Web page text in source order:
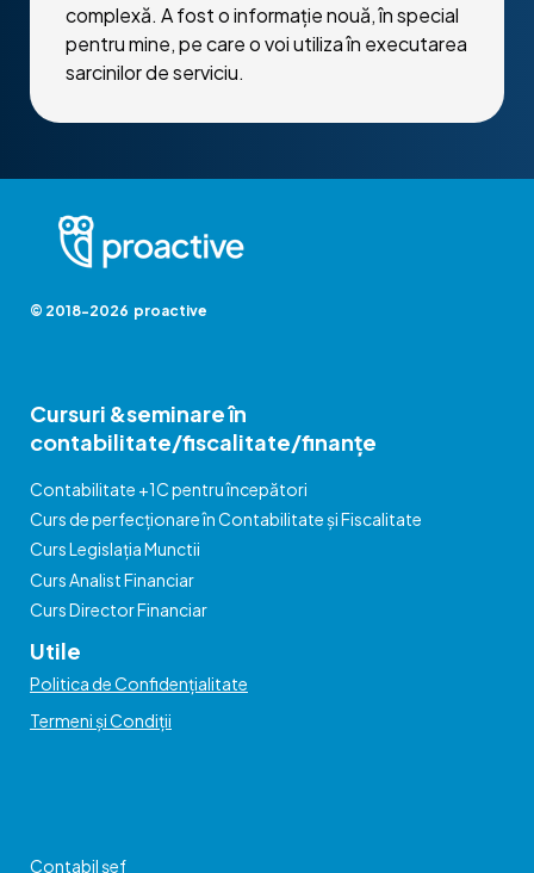
complexă. A fost o informație nouă, în special
pentru mine, pe care o voi utiliza în executarea
sarcinilor de serviciu.
© 2018-2026 proactive
Cursuri &seminare în
contabilitate/fiscalitate/finanțe
Contabilitate +1C pentru începători
Curs de perfecționare în Contabilitate și Fiscalitate
Curs Legislația Munctii
Curs Analist Financiar
Curs Director Financiar
Utile
Politica de Confidențialitate
Termeni și Condiții
Contabil șef